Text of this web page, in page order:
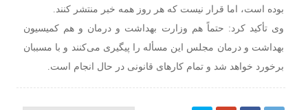
بوده است، اما قرار نیست که هر روز همه خبر منتشر کنند.
وی تأکید کرد: حتماً هم وزارت بهداشت و درمان و هم کمیسیون
بهداشت و درمان مجلس این مسأله را پیگیری می‌کنند و با مسببان
برخورد خواهد شد و تمام کارهای قانونی در حال انجام است.